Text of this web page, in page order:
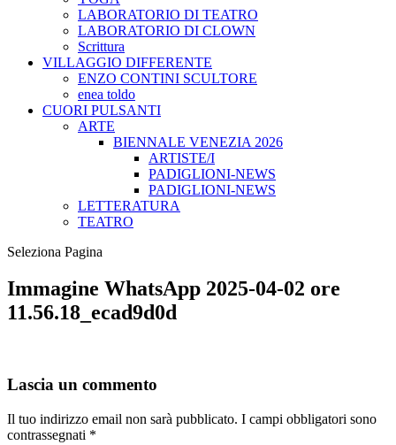
LABORATORIO DI TEATRO
LABORATORIO DI CLOWN
Scrittura
VILLAGGIO DIFFERENTE
ENZO CONTINI SCULTORE
enea toldo
CUORI PULSANTI
ARTE
BIENNALE VENEZIA 2026
ARTISTE/I
PADIGLIONI-NEWS
PADIGLIONI-NEWS
LETTERATURA
TEATRO
Seleziona Pagina
Immagine WhatsApp 2025-04-02 ore
11.56.18_ecad9d0d
Lascia un commento
Il tuo indirizzo email non sarà pubblicato. I campi obbligatori sono
contrassegnati *